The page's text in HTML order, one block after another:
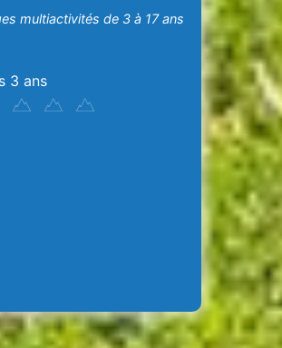
multiactivités de 3 à 17 ans
3 ans